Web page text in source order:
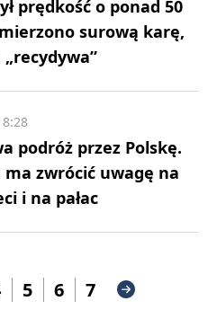
prędkość o ponad 50
surową karę,
„recydywa”
podróż przez Polskę.
zwrócić uwagę na
i na pałac
5 6 7